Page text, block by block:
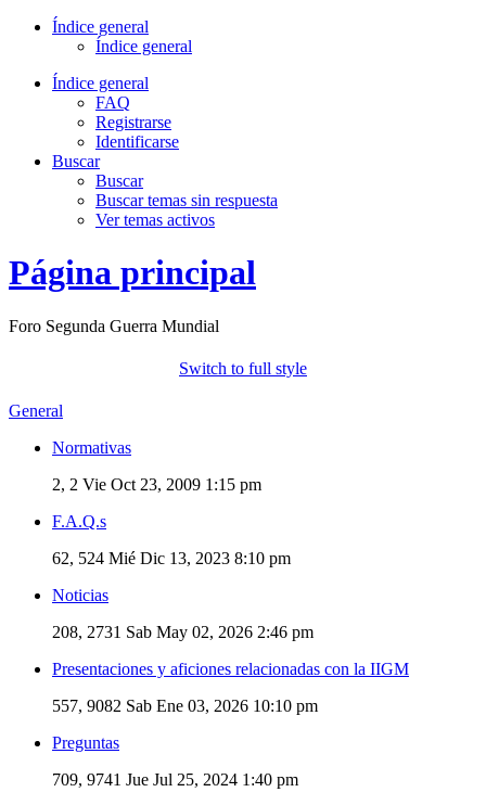
Índice general
Índice general
Índice general
FAQ
Registrarse
Identificarse
Buscar
Buscar
Buscar temas sin respuesta
Ver temas activos
Página principal
Foro Segunda Guerra Mundial
Switch to full style
General
Normativas
2, 2 Vie Oct 23, 2009 1:15 pm
F.A.Q.s
62, 524 Mié Dic 13, 2023 8:10 pm
Noticias
208, 2731 Sab May 02, 2026 2:46 pm
Presentaciones y aficiones relacionadas con la IIGM
557, 9082 Sab Ene 03, 2026 10:10 pm
Preguntas
709, 9741 Jue Jul 25, 2024 1:40 pm